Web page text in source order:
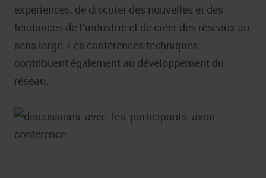
expériences, de discuter des nouvelles et des
tendances de l’industrie et de créer des réseaux au
sens large. Les conférences techniques
contribuent également au développement du
réseau.